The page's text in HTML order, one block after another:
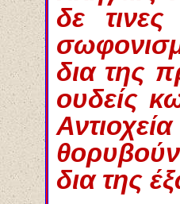
δε
δια της
ουδείς
δια της